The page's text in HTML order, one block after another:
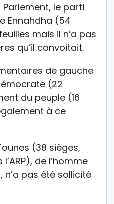
le parti
Ennahdha (54
mais il n’a pas
qu’il convoitait.
de gauche
(22
du peuple (16
à ce
(38 sièges,
de l’homme
n’a pas été sollicité